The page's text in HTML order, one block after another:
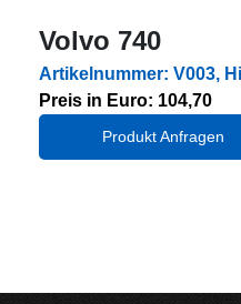
Volvo 740
Artikelnummer: V003,
Preis in Euro: 104,70
Produkt Anfragen